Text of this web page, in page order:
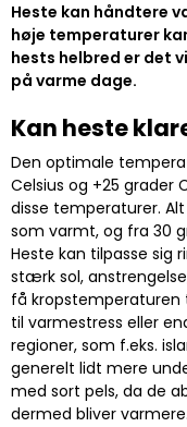
Heste kan håndtere
høje temperaturer
hests helbred er det
på varme dage.
Kan heste
Den optimale
Celsius og +25 grader
disse temperaturer.
som varmt, og fra 30
Heste kan tilpasse sig
stærk sol,
få
til varmestress eller
regioner, som f.eks.
generelt lidt mere
med sort pels, da de
dermed bliver varmere.